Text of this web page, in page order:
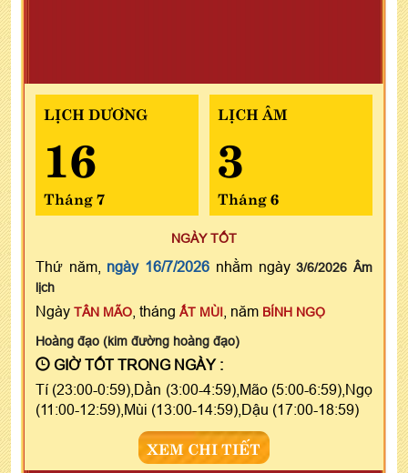
LỊCH DƯƠNG
16
Tháng 7
LỊCH ÂM
3
Tháng 6
NGÀY TỐT
Thứ năm, ngày 16/7/2026 nhằm ngày3/6/2026 Âm
lịch
Ngày TÂN MÃO , tháng ẤT MÙI , năm BÍNH NGỌ
Hoàng đạo (kim đường hoàng đạo)
GIỜ TỐT TRONG NGÀY :
Tí (23:00-0:59),Dần (3:00-4:59),Mão (5:00-6:59),Ngọ
(11:00-12:59),Mùi (13:00-14:59),Dậu (17:00-18:59)
XEM CHI TIẾT